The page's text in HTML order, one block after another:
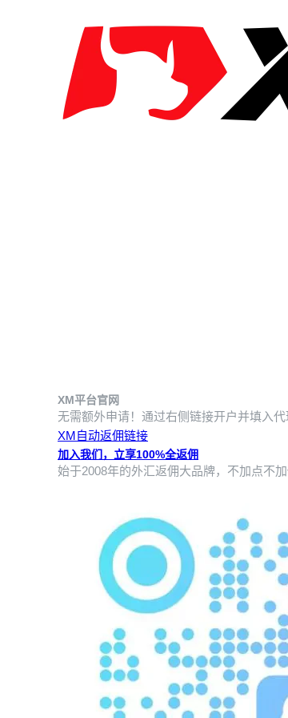
XM平台官网
无需额外申请！通过右侧链接开户并填入
XM自动返佣链接
加入我们，立享100%全返佣
始于2008年的外汇返佣大品牌，不加点不